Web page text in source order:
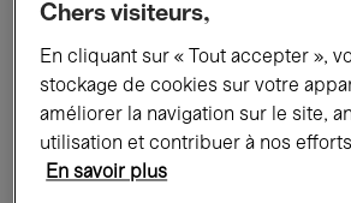
Tous les événements
Expositions Films
Rencontres & Débats
Chers visiteurs,
En cliquant sur « Tout accepter »,
stockage de cookies sur votre
améliorer la navigation sur le site,
utilisation et contribuer à nos
En savoir plus